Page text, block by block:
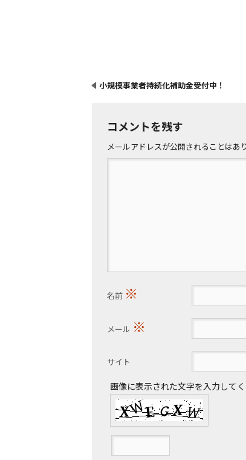
小規模事業者持続化補助金受付中！
コメントを残す
メールアドレスが公開されることはあ
名前 ※
メール ※
サイト
画像に表示された文字を入力して